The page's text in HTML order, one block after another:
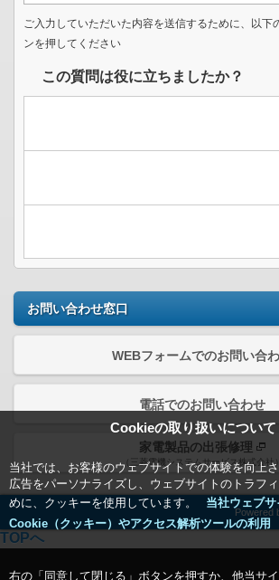
Cookieの取り扱いについて
当社では、お客様のウェブサイトでの体験を向上
広告をパーソナライズし、ウェブサイトのトラフ
めに、クッキーを使用しています。
当社ウェブ
Cookie（クッキー）やアクセス解析ツールの利用
右の「同意して閉じる」ボタンを押すか、他当サ
ご入力していただいた内容を送信するために、以下
ンを押してください
この質問は役に立ちましたか？
お問い合わせ窓口
WEBフォームでのお問い合
電話でのお問い合わせ
家電製品の出張修理
（三菱電機システムサービス株式会社
Powered
TOPへ